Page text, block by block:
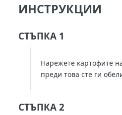
ИНСТРУКЦИИ
СТЪПКА 1
Нарежете картофите
преди това сте ги
СТЪПКА 2